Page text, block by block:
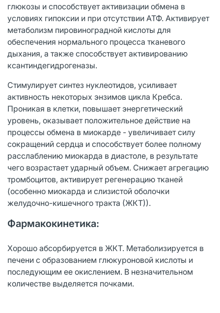
глюкозы и способствует активизации обмена в
условиях гипоксии и при отсутствии АТФ. Активирует
метаболизм пировиноградной кислоты для
обеспечения нормального процесса тканевого
дыхания, а также способствует активированию
ксантиндегидрогеназы.
Стимулирует синтез нуклеотидов, усиливает
активность некоторых энзимов цикла Кребса.
Проникая в клетки, повышает энергетический
уровень, оказывает положительное действие на
процессы обмена в миокарде - увеличивает силу
сокращений сердца и способствует более полному
расслаблению миокарда в диастоле, в результате
чего возрастает ударный объем. Снижает агрегацию
тромбоцитов, активирует регенерацию тканей
(особенно миокарда и слизистой оболочки
желудочно-кишечного тракта (ЖКТ)).
Фармакокинетика:
Хорошо абсорбируется в ЖКТ. Метаболизируется в
печени с образованием глюкуроновой кислоты и
последующим ее окислением. В незначительном
количестве выделяется почками.